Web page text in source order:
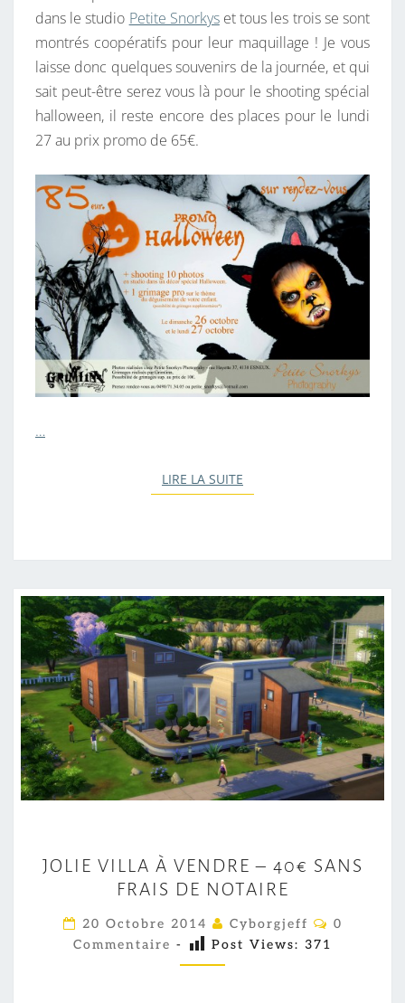
dans le studio Petite Snorkyset tous les trois se sont
montrés coopératifs pour leur maquillage ! Je vous
laisse donc quelques souvenirs de la journée, et qui
sait peut-être serez vous là pour le shooting spécial
halloween, il reste encore des places pour le lundi
27 au prix promo de 65€.
…
LIRE LA SUITE
O
L
I
E
V
JOLIE VILLA À VENDRE – 40€ SANS
FRAIS DE NOTAIRE
20 Octobre 2014 Cyborgjeff
C
M
0
Commentaire - Post Views: 371